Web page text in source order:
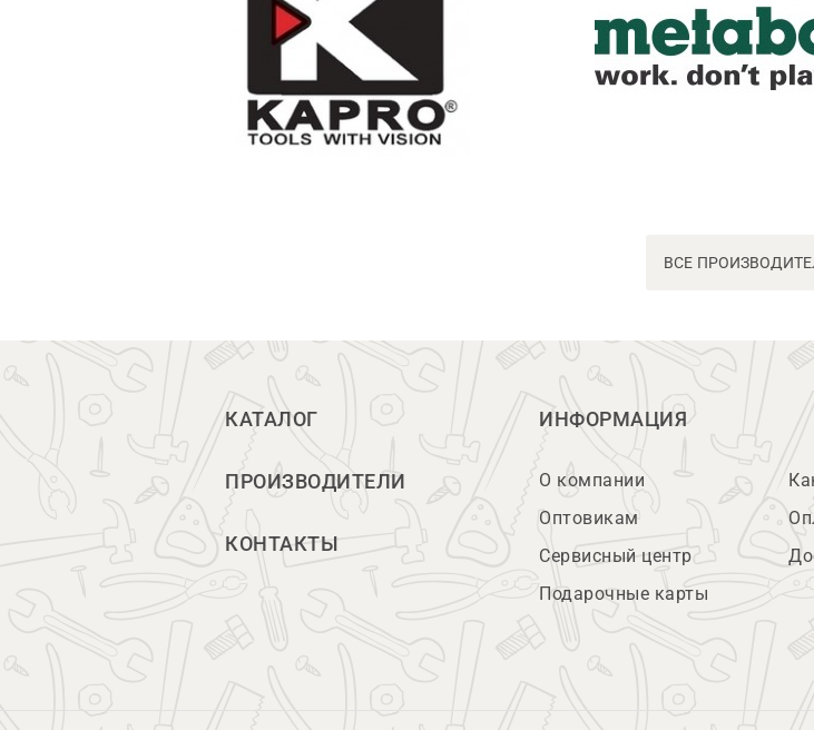
ВСЕ
КАТАЛОГ
ПРОИЗВОДИТЕЛИ
КОНТАКТЫ
ИНФОРМАЦИЯ
О компании
Оптовикам
Сервисный центр
Подарочные карты